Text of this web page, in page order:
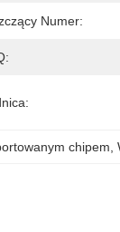
Numer:
chipem ,